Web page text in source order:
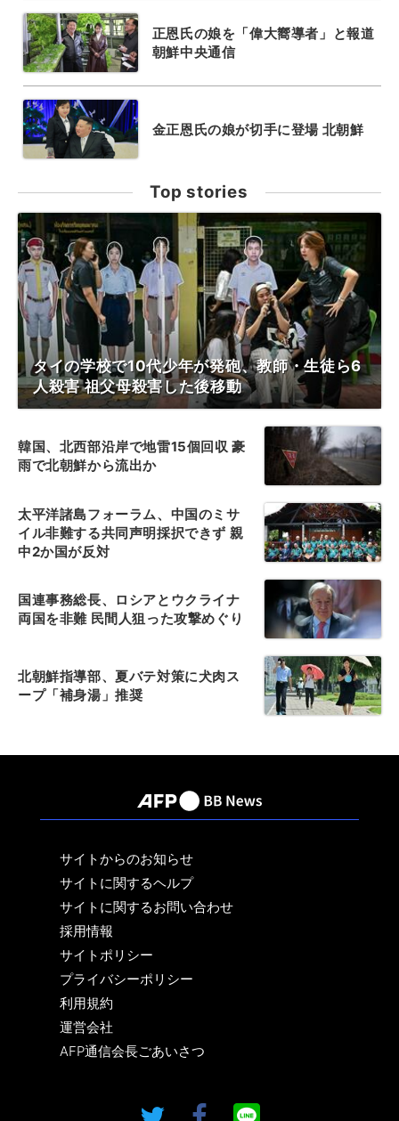
正恩氏の娘を「偉大嚮導者」と報道
朝鮮中央通信
金正恩氏の娘が切手に登場 北朝鮮
Top stories
タイの学校で10代少年が発砲、教師・生徒ら6
人殺害 祖父母殺害した後移動
韓国、北西部沿岸で地雷15個回収 豪
雨で北朝鮮から流出か
太平洋諸島フォーラム、中国のミサ
イル非難する共同声明採択できず 親
中2か国が反対
国連事務総長、ロシアとウクライナ
両国を非難 民間人狙った攻撃めぐり
北朝鮮指導部、夏バテ対策に犬肉ス
ープ「補身湯」推奨
サイトからのお知らせ
サイトに関するヘルプ
サイトに関するお問い合わせ
採用情報
サイトポリシー
プライバシーポリシー
利用規約
運営会社
AFP通信会長ごあいさつ